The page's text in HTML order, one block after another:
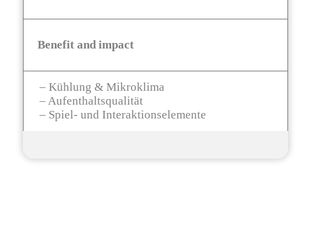
Benefit and impact
– Kühlung & Mikroklima
– Aufenthaltsqualität
– Spiel- und Interaktionselemente